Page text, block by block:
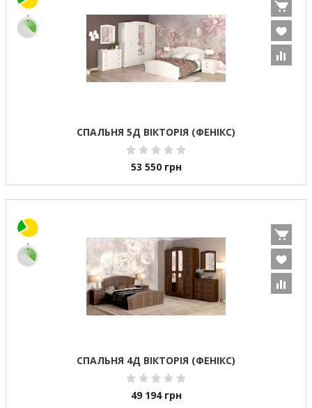
СПАЛЬНЯ 5Д ВІКТОРІЯ (ФЕНІКС)
53 550 грн
СПАЛЬНЯ 4Д ВІКТОРІЯ (ФЕНІКС)
49 194 грн